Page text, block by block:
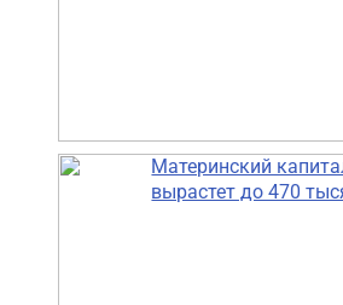
Материнский
вырастет до 470